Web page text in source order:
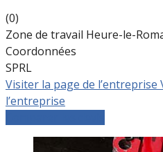
(0)
Zone de travail Heure-le-
Coordonnées
SPRL
Visiter la page de l’entreprise
l’entreprise